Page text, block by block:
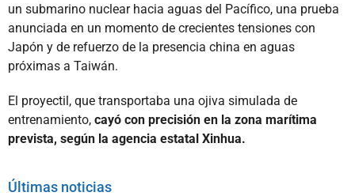
un submarino nuclear hacia aguas del Pacífico, una prueba
anunciada en un momento de crecientes tensiones con
Japón y de refuerzo de la presencia china en aguas
próximas a Taiwán.
El proyectil, que transportaba una ojiva simulada de
entrenamiento, cayó con precisión en la zona marítima
prevista, según la agencia estatal Xinhua.
Últimas noticias